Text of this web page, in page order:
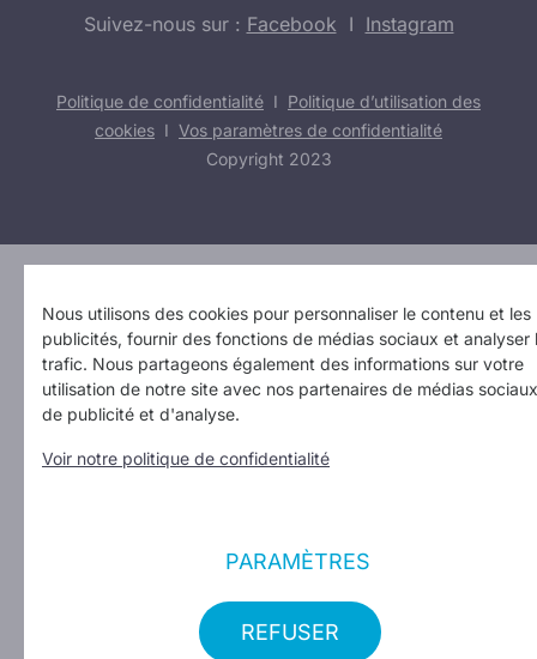
Suivez-nous sur : Facebook I Instagram
Politique de confidentialité I Politique d’utilisation des
cookies I Vos paramètres de confidentialité
Copyright 2023
Nous utilisons des cookies pour personnaliser le contenu et les
publicités, fournir des fonctions de médias sociaux et analyser
trafic. Nous partageons également des informations sur votre
utilisation de notre site avec nos partenaires de médias
de publicité et d'analyse.
Voir notre politique de confidentialité
PARAMÈTRES
REFUSER